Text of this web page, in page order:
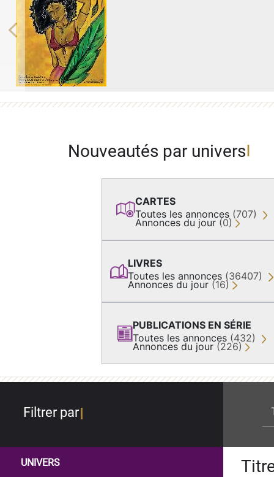
Previous
Nouveautés par univers
CARTES
Toutes les annonces (707)
Annonces du jour (0)
LIVRES
Toutes les annonces (36407)
Annonces du jour (16)
PUBLICATIONS EN SÉRIE
Toutes les annonces (432)
Annonces du jour (226)
Filtrer par
UNIVERS